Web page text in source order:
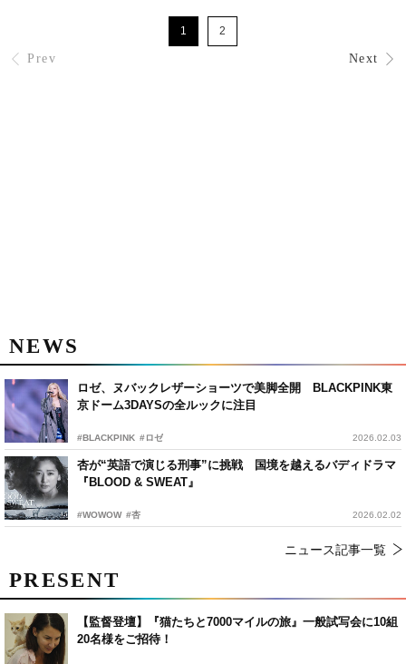
Prev
1 2
Next
NEWS
ロゼ、ヌバックレザーショーツで美脚全開 BLACKPINK東
京ドーム3DAYSの全ルックに注目
#BLACKPINK #ロゼ 2026.02.03
杏が“英語で演じる刑事”に挑戦 国境を越えるバディドラマ
『BLOOD & SWEAT』
#WOWOW #杏 2026.02.02
ニュース記事一覧
PRESENT
【監督登壇】『猫たちと7000マイルの旅』一般試写会に10組
20名様をご招待！